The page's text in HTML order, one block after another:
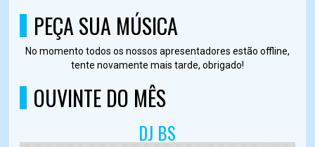
PEÇA SUA MÚSICA
No momento todos os nossos apresentadores estão offline,
tente novamente mais tarde, obrigado!
OUVINTE DO MÊS
DJ BS